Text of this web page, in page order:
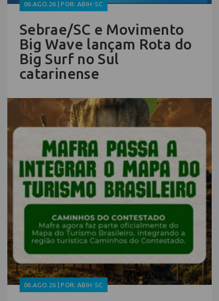
06.AGO.26 | POR: ABIH-SC
Sebrae/SC e Movimento
Big Wave lançam Rota do
Big Surf no Sul
catarinense
06.AGO.26 | POR: ABIH-SC